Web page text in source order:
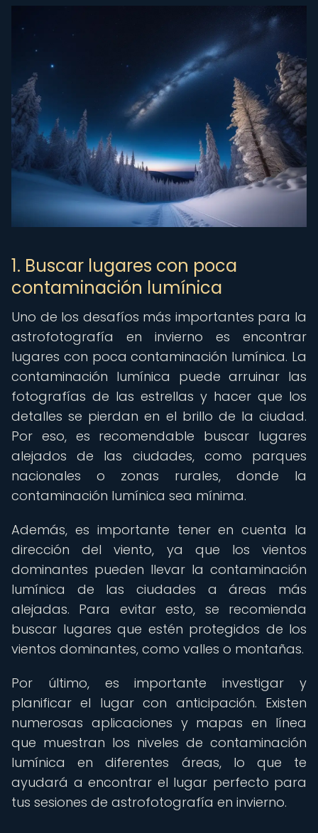
1. Buscar lugares con poca
contaminación lumínica
Uno de los desafíos más importantes para la
astrofotografía en invierno es encontrar
lugares con poca contaminación lumínica. La
contaminación lumínica puede arruinar las
fotografías de las estrellas y hacer que los
detalles se pierdan en el brillo de la ciudad.
Por eso, es recomendable buscar lugares
alejados de las ciudades, como parques
nacionales o zonas rurales, donde la
contaminación lumínica sea mínima.
Además, es importante tener en cuenta la
dirección del viento, ya que los vientos
dominantes pueden llevar la contaminación
lumínica de las ciudades a áreas más
alejadas. Para evitar esto, se recomienda
buscar lugares que estén protegidos de los
vientos dominantes, como valles o montañas.
Por último, es importante investigar y
planificar el lugar con anticipación. Existen
numerosas aplicaciones y mapas en línea
que muestran los niveles de contaminación
lumínica en diferentes áreas, lo que te
ayudará a encontrar el lugar perfecto para
tus sesiones de astrofotografía en invierno.